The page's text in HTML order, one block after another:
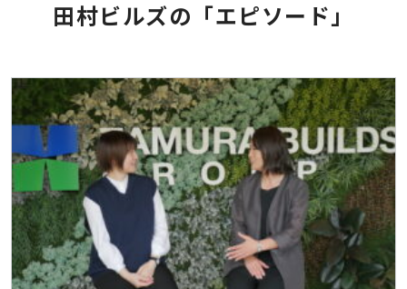
田村ビルズの「エピソード」